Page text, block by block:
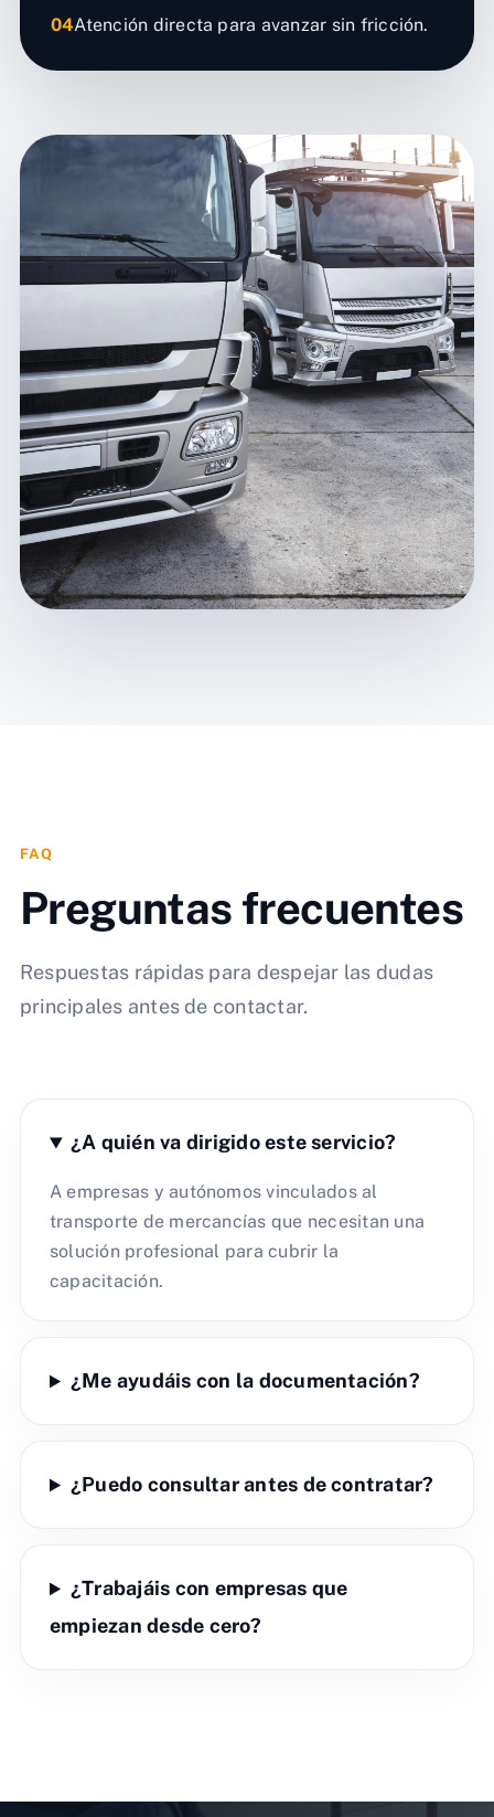
04Atención directa para avanzar sin fricción.
FAQ
Preguntas frecuentes
Respuestas rápidas para despejar las dudas
principales antes de contactar.
¿A quién va dirigido este servicio?
A empresas y autónomos vinculados al
transporte de mercancías que necesitan una
solución profesional para cubrir la
capacitación.
¿Me ayudáis con la documentación?
¿Puedo consultar antes de contratar?
¿Trabajáis con empresas que
empiezan desde cero?